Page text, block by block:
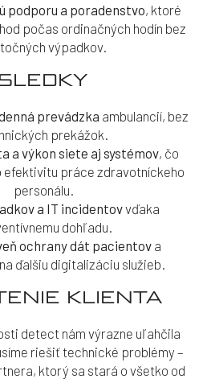
podporu a poradenstvo, ktoré
počas ordinačných hodín bez
výpadkov.
prevádzka ambulancií, bez
prekážok.
a výkon siete aj systémov, čo
efektivitu práce zdravotníckeho
personálu.
a IT incidentovvďaka
dohľadu.
ochrany dát pacientov a
ďalšiu digitalizáciu služieb.
KLIENTA
detect nám výrazne uľahčila
riešiť technické problémy –
ktorý sa stará o všetko od